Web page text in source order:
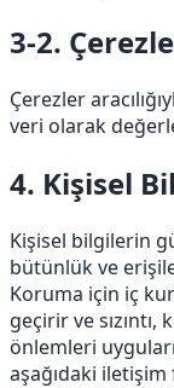
3-2.
Çerezler
veri olarak
4. Kişisel
Kişisel bilgilerin
bütünlük ve
Koruma için iç
geçirir ve
önlemleri
aşağıdaki